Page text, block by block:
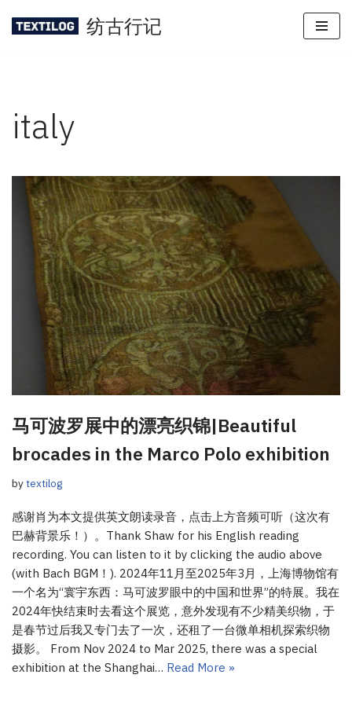
纺古行记
italy
马可波罗展中的漂亮织锦|Beautiful
brocades in the Marco Polo exhibition
bytextilog
感谢肖为本文提供英文朗读录音，点击上方音频可听（这次有
巴赫背景乐！）。Thank Shaw for his English reading
recording. You can listen to it by clicking the audio above
(with Bach BGM！). 2024年11月至2025年3月，上海博物馆有
一个名为“寰宇东西：马可波罗眼中的中国和世界”的特展。我在
2024年快结束时去看这个展览，意外发现有不少精美织物，于
是春节过后我又专门去了一次，还租了一台微单相机探索织物
摄影。 From Nov 2024 to Mar 2025, there was a special
exhibition at the Shanghai… Read More »